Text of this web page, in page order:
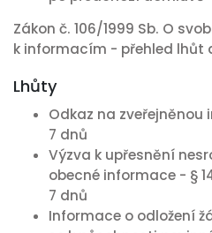
Zákon č. 106/1999 Sb. O
k informacím - přehled lhůt
Lhůty
Odkaz na
7 dnů
Výzva k upřesnění
obecné informace - §
7 dnů
Informace o odložení